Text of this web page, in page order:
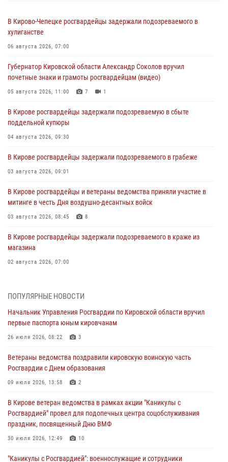
В Кирово-Чепецке росгвардейцы задержали подозреваемого в
хулиганстве
06 августа 2026, 07:00
Губернатор Кировской области Александр Соколов вручил
почетные знаки и грамоты росгвардейцам (видео)
05 августа 2026, 11:00 7 1
В Кирове росгвардейцы задержали подозреваемую в сбыте
поддельной купюры
04 августа 2026, 09:30
В Кирове росгвардейцы задержали подозреваемого в грабеже
03 августа 2026, 09:01
В Кирове росгвардейцы и ветераны ведомства приняли участие в
митинге в честь Дня воздушно-десантных войск
03 августа 2026, 08:45 8
В Кирове росгвардейцы задержали подозреваемого в краже из
магазина
02 августа 2026, 07:00
Российской Федерации
В Росгвардии вспоминают российских воинов, погибших в Первой
мировой войне 1914-1918 годов
В Кирове офицер Росгвардии стал победителем открытого
шахматного турнира
Директор Росгвардии Герой России генерал армии Виктор Золотов
поздравил специалистов подразделений тыла с профессиональным
праздником
ПОПУЛЯРНЫЕ НОВОСТИ
Начальник Управления Росгвардии по Кировской области вручил
первые паспорта юным кировчанам
26 июля 2026, 08:22 3
Ветераны ведомства поздравили кировскую воинскую часть
Росгвардии с Днем образования
09 июля 2026, 13:58 2
В Кирове ветеран ведомства в рамках акции "Каникулы с
Росгвардией" провел для подопечных центра соцобслуживания
праздник, посвященный Дню ВМФ
30 июля 2026, 12:49 10
"Каникулы с Росгвардией": военнослужащие и сотрудники